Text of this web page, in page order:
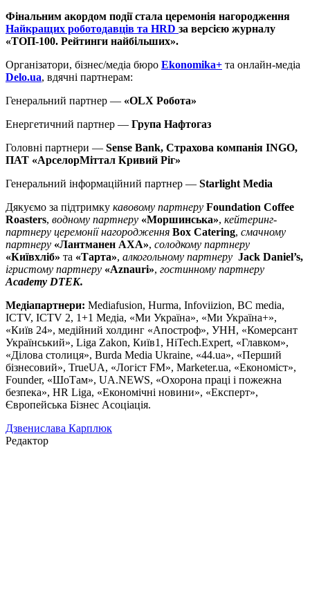
Фінальним акордом події стала церемонія нагородження
Найкращих роботодавців та HRD за версією журналу
«ТОП-100. Рейтинги найбільших».
Організатори, бізнес/медіа бюро Ekonomika+ та онлайн-медіа
Delo.ua, вдячні партнерам:
Генеральний партнер — «OLX Робота»
Енергетичний партнер — Група Нафтогаз
Головні партнери — Sense Bank, Страхова компанія INGO,
ПАТ «АрселорМіттал Кривий Ріг»
Генеральний інформаційний партнер — Starlight Media
Дякуємо за підтримку кавовому партнеру Foundation Coffee
Roasters, водному партнеру «Моршинська», кейтеринг-
партнеру церемонії нагородження Box Catering, смачному
партнеру «Лантманен АХА», солодкому партнеру
«Київхліб» та «Тарта», алкогольному партнеру Jack Daniel’s,
ігристому партнеру «Aznauri», гостинному партнеру
Academy DTEK.
Медіапартнери: Mediafusion, Hurma, Infoviizion, BC media,
ICTV, ICTV 2, 1+1 Медіа, «Ми Україна», «Ми Україна+»,
«Київ 24», медійний холдинг «Апостроф», УНН, «Комерсант
Український», Liga Zakon, Київ1, HiTech.Expert, «Главком»,
«Ділова столиця», Burda Media Ukraine, «44.ua», «Перший
бізнесовий», TrueUA, «Логіст FM», Marketer.ua, «Економіст»,
Founder, «ШоТам», UA.NEWS, «Охорона праці і пожежна
безпека», HR Liga, «Економічні новини», «Експерт»,
Європейська Бізнес Асоціація.
Дзвенислава Карплюк
Редактор